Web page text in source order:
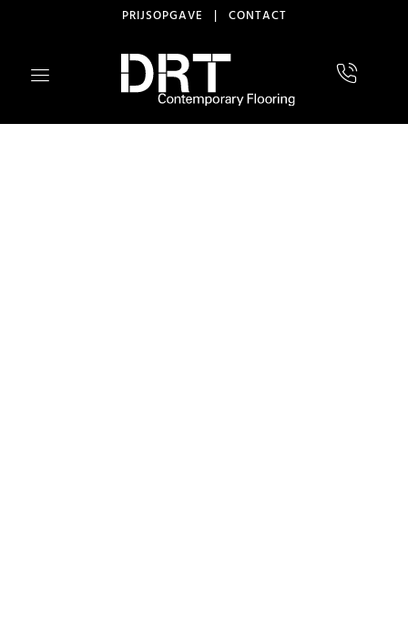
PRIJSOPGAVE | CONTACT